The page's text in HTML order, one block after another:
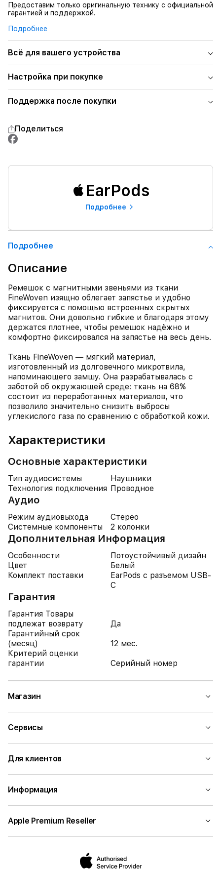
Предоставим только оригинальную технику с официальной
гарантией и поддержкой.
Подробнее
Всё для вашего устройства
Настройка при покупке
Поддержка после покупки
Поделиться
EarPods
Подробнее
Подробнее
Описание
Ремешок с магнитными звеньями из ткани
FineWoven изящно облегает запястье и удобно
фиксируется с помощью встроенных скрытых
магнитов. Они довольно гибкие и благодаря этому
держатся плотнее, чтобы ремешок надёжно и
комфортно фиксировался на запястье на весь день.
Ткань FineWoven — мягкий материал,
изготовленный из долговечного микротвила,
напоминающего замшу. Она разрабатывалась с
заботой об окружающей среде: ткань на 68%
состоит из переработанных материалов, что
позволило значительно снизить выбросы
углекислого газа по сравнению с обработкой кожи.
Характеристики
Основные характеристики
Тип аудиосистемы
Наушники
Технология подключения Проводное
Аудио
Режим аудиовыхода
Стерео
Системные компоненты
2 колонки
Дополнительная Информация
Особенности
Потоустойчивый дизайн
Цвет
Белый
Комплект поставки
EarPods с разъемом USB-
C
Гарантия
Гарантия Товары
подлежат возврату
Да
Гарантийный срок
(месяц)
12 мес.
Критерий оценки
гарантии
Серийный номер
Магазин
Сервисы
Для клиентов
Информация
Apple Premium Reseller